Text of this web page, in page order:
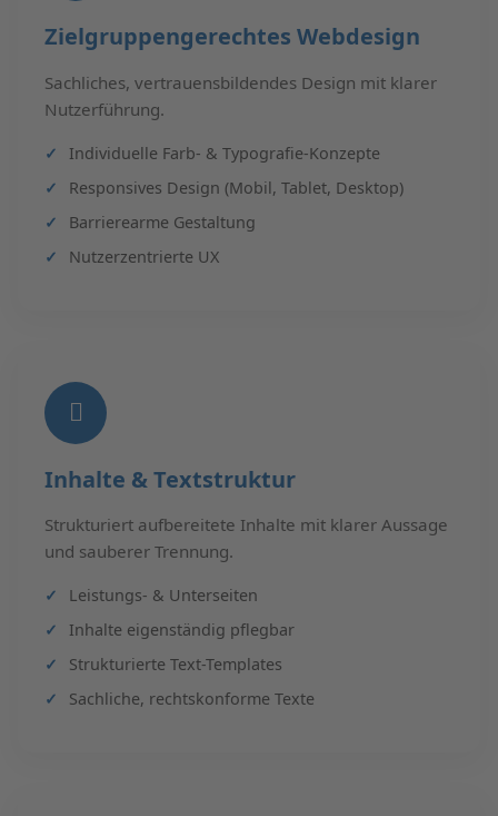
Zielgruppengerechtes Webdesign
Sachliches, vertrauensbildendes Design mit klarer
Nutzerführung.
Individuelle Farb- & Typografie-Konzepte
Responsives Design (Mobil, Tablet, Desktop)
Barrierearme Gestaltung
Nutzerzentrierte UX
Inhalte & Textstruktur
Strukturiert aufbereitete Inhalte mit klarer Aussage
und sauberer Trennung.
Leistungs- & Unterseiten
Inhalte eigenständig pflegbar
Strukturierte Text-Templates
Sachliche, rechtskonforme Texte